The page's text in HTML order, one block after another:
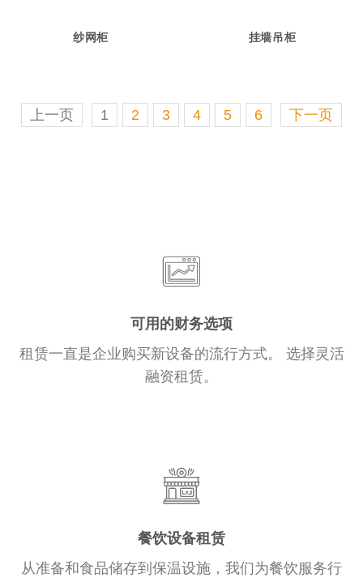
纱网柜 挂墙吊柜
上一页 1 2 3 4 5 6 下一页
可用的财务选项
租赁一直是企业购买新设备的流行方式。 选择灵活
融资租赁。
餐饮设备租赁
从准备和食品储存到保温设施，我们为餐饮服务行